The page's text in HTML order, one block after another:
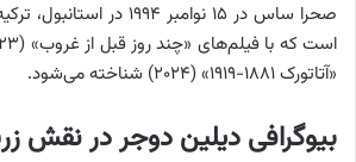
صحرا ساس در ۱۵ نوامبر ۱۹۹۴
«آتاتورک ۱۸۸۱-۱۹۱۹» (۲۰۲۴) شناخته می‌شود.
بیوگرافی دیلین دوجر در نقش